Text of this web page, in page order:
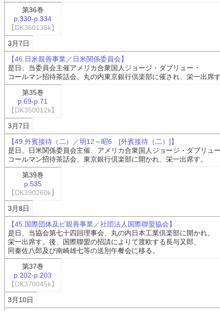
第36巻
p.330-p.334
【DK360135k】
3月7日
【46.日米親善事業／日米関係委員会】
是日、当委員会主催アメリカ合衆国人ジョージ・ダブリュー・
コールマン招待茶話会、丸の内東京銀行倶楽部に催され、栄一出席
第35巻
p.69-p.71
【DK350012k】
3月7日
【49.外賓接待（二）／明12～昭6 [外賓接待（二）]】
是日、日米関係委員会主催、アメリカ合衆国人ジョージ・ダブリュ
コールマン招待茶話会、東京銀行倶楽部に開かれ、栄一出席す。
第39巻
p.535
【DK390260k】
3月8日
【45.国際団体及ビ親善事業／社団法人国際聯盟協会】
是日、当協会第七十四回理事会、丸の内日本工業倶楽部に開かれ、
栄一出席す。後、国際聯盟の招請によりて渡欧する長与又郎、
同秦佐八郎及び南崎雄七等の送別午餐会に移る。
第37巻
p.202-p.203
【DK370045k】
3月10日